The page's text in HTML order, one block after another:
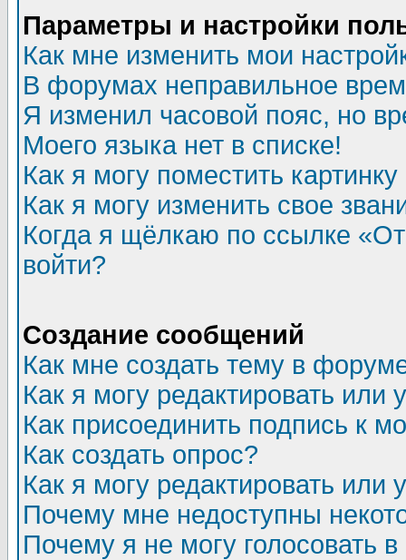
Параметры и настройки
Как мне изменить мои
В форумах неправильное
Я изменил часовой пояс, но
Моего языка нет в списке!
Как я могу поместить
Как я могу изменить свое
Когда я щёлкаю по ссылке
войти?
Создание сообщений
Как мне создать тему в
Как я могу редактировать или
Как присоединить подпись к
Как создать опрос?
Как я могу редактировать или
Почему мне недоступны
Почему я не могу голосовать